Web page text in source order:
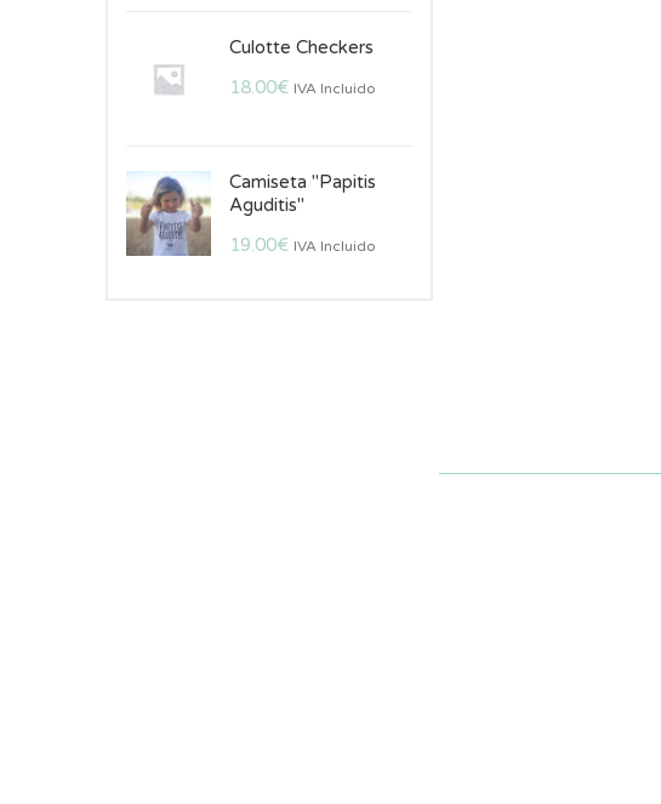
Culotte Checkers
18.00€ IVA Incluido
Camiseta "Papitis
Aguditis"
19.00€ IVA Incluido